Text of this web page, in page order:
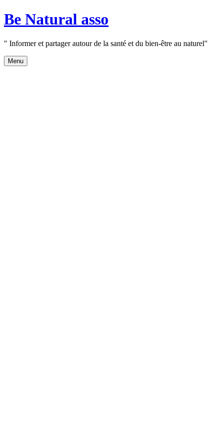
Aller
au
Be Natural asso
" Informer et partager autour de la santé et du bien-être au naturel"
Menu